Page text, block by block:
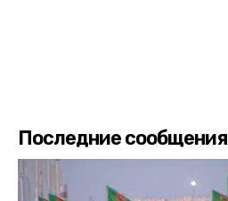
Последние сообщения